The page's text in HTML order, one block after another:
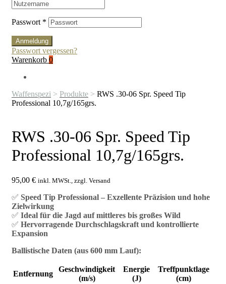
Passwort *
Anmeldung
Passwort vergessen?
Warenkorb 0
Waffenspezi > Produkte > RWS .30-06 Spr. Speed Tip
Professional 10,7g/165grs.
RWS .30-06 Spr. Speed Tip
Professional 10,7g/165grs.
95,00 € inkl. MWSt., zzgl. Versand
✅ Speed Tip Professional – Exzellente Präzision und hohe
Zielwirkung
✅ Ideal für die Jagd auf mittleres bis großes Wild
✅ Hervorragende Durchschlagskraft und kontrollierte
Expansion
Ballistische Daten (aus 600 mm Lauf):
Entfernung
Geschwindigkeit
(m/s)
Energie
(J)
Treffpunktlage
(cm)